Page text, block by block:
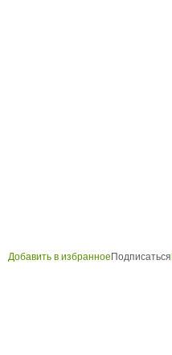
Добавить в избранное Подписаться